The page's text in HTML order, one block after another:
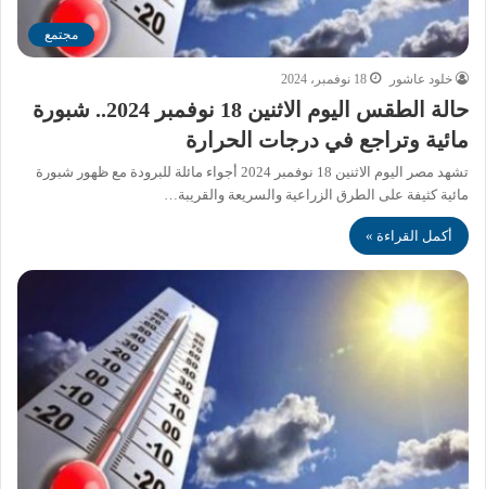
مجتمع
خلود عاشور 18 نوفمبر، 2024
حالة الطقس اليوم الاثنين 18 نوفمبر 2024.. شبورة
مائية وتراجع في درجات الحرارة
تشهد مصر اليوم الاثنين 18 نوفمبر 2024 أجواء مائلة للبرودة مع ظهور شبورة
مائية كثيفة على الطرق الزراعية والسريعة والقريبة…
أكمل القراءة »